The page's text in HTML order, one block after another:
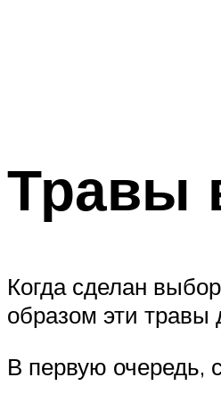
Травы
Когда сделан
образом эти травы
В первую очередь,